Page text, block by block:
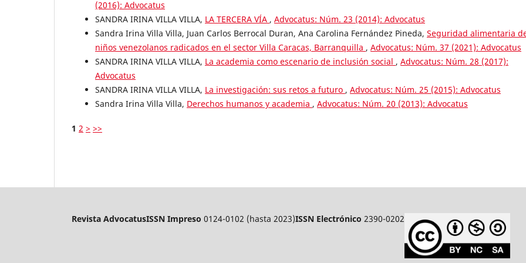
(2016): Advocatus
SANDRA IRINA VILLA VILLA, LA TERCERA VÍA , Advocatus: Núm. 23 (2014): Advocatus
Sandra Irina Villa Villa, Juan Carlos Berrocal Duran, Ana Carolina Fernández Pineda, Seguridad alimentaria
niños venezolanos radicados en el sector Villa Caracas, Barranquilla , Advocatus: Núm. 37 (2021): Advocatus
SANDRA IRINA VILLA VILLA, La academia como escenario de inclusión social , Advocatus: Núm. 28 (2017):
Advocatus
SANDRA IRINA VILLA VILLA, La investigación: sus retos a futuro , Advocatus: Núm. 25 (2015): Advocatus
Sandra Irina Villa Villa, Derechos humanos y academia , Advocatus: Núm. 20 (2013): Advocatus
1 2 > >>
Revista AdvocatusISSN Impreso 0124-0102 (hasta 2023)ISSN Electrónico 2390-0202